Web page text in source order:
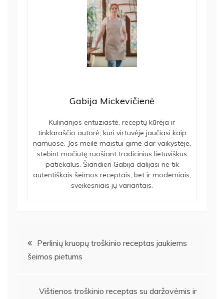
Gabija Mickevičienė
Kulinarijos entuziastė, receptų kūrėja ir
tinklaraščio autorė, kuri virtuvėje jaučiasi kaip
namuose. Jos meilė maistui gimė dar vaikystėje,
stebint močiutę ruošiant tradicinius lietuviškus
patiekalus. Šiandien Gabija dalijasi ne tik
autentiškais šeimos receptais, bet ir moderniais,
sveikesniais jų variantais.
Navigacija
tarp
įrašų
Perlinių kruopų troškinio receptas jaukiems
šeimos pietums
Vištienos troškinio receptas su daržovėmis ir